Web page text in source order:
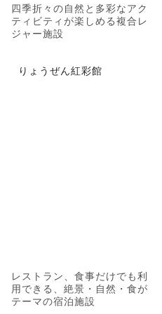
四季折々の自然と多彩なアク
ティビティが楽しめる複合レ
ジャー施設
りょうぜん紅彩館
レストラン、食事だけでも利
用できる、絶景・自然・食が
テーマの宿泊施設